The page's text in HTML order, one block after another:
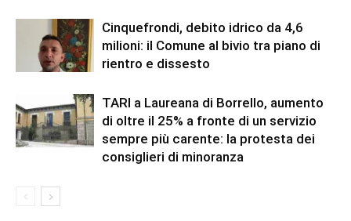
Cinquefrondi, debito idrico da 4,6
milioni: il Comune al bivio tra piano di
rientro e dissesto
TARI a Laureana di Borrello, aumento
di oltre il 25% a fronte di un servizio
sempre più carente: la protesta dei
consiglieri di minoranza